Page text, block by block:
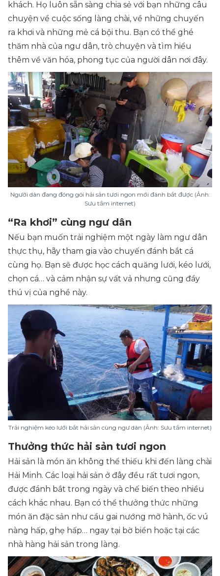
khách. Họ luôn sẵn sàng chia sẻ với bạn những câu
chuyện về cuộc sống làng chài, về những chuyến
ra khơi và những mẻ cá bội thu. Bạn có thể ghé
thăm nhà của ngư dân, trò chuyện và tìm hiểu
thêm về văn hóa, phong tục của người dân nơi đây.
Người dân đang đóng gói hải sản tươi ngon mới đánh bắt được (Ảnh:
Sưu tầm internet)
“Ra khơi” cùng ngư dân
Nếu bạn muốn trải nghiệm một ngày làm ngư dân
thực thụ, hãy tham gia vào chuyến đánh bắt cá
cùng họ. Bạn sẽ được học cách quăng lưới, kéo lưới,
chọn cá… và cảm nhận sự vất vả nhưng cũng đầy
thú vị của nghề này.
Trải nghiệm kéo lưới bắt hải sản cùng ngư dân (Ảnh: Sưu tầm internet)
Thưởng thức hải sản tươi ngon
Hải sản là món ăn không thể thiếu khi đến làng chài
Hải Minh. Các loại hải sản ở đây đều rất tươi ngon,
được đánh bắt trong ngày và chế biến theo nhiều
cách khác nhau. Bạn có thể thưởng thức những
món ăn đặc sản như cầu gai nướng mỡ hành, ốc vú
nàng hấp, ghẹ hấp… ngay tại bờ biển hoặc tại các
nhà hàng hải sản trong làng.